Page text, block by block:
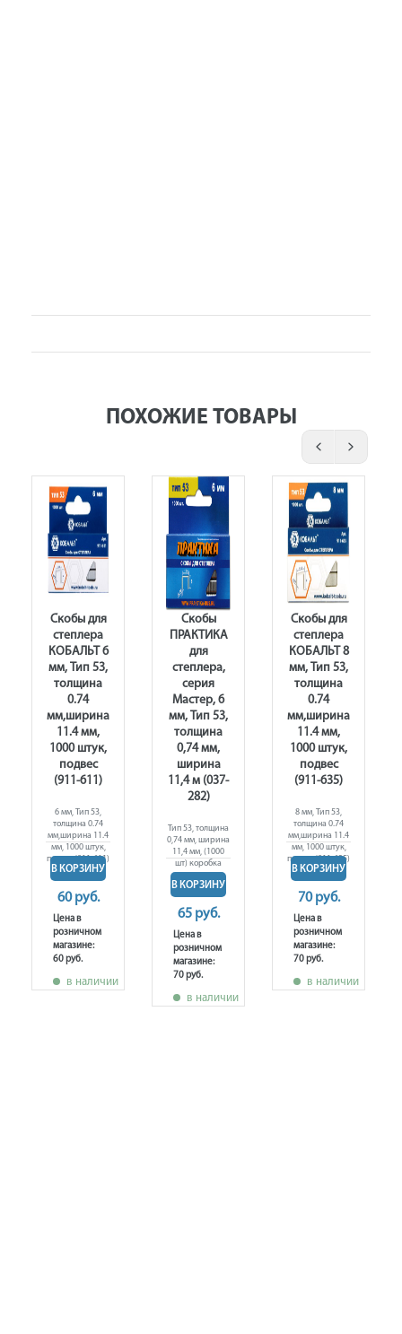
ПОХОЖИЕ ТОВАРЫ
Скобы для
степлера
КОБАЛЬТ 6
мм, Тип 53,
толщина
0.74
мм,ширина
11.4 мм,
1000 штук,
подвес
(911-611)
6 мм, Тип 53,
толщина 0.74
мм,ширина 11.4
мм, 1000 штук,
подвес (911-611)
В КОРЗИНУ
60 руб.
Цена в
розничном
магазине:
60 руб.
в наличии
Скобы
ПРАКТИКА
для
степлера,
серия
Мастер, 6
мм, Тип 53,
толщина
0,74 мм,
ширина
11,4 м (037-
282)
Тип 53, толщина
0,74 мм, ширина
11,4 мм, (1000
шт) коробка
В КОРЗИНУ
65 руб.
Цена в
розничном
магазине:
70 руб.
в наличии
Скобы для
степлера
КОБАЛЬТ 8
мм, Тип 53,
толщина
0.74
мм,ширина
11.4 мм,
1000 штук,
подвес
(911-635)
8 мм, Тип 53,
толщина 0.74
мм,ширина 11.4
мм, 1000 штук,
подвес (911-635)
В КОРЗИНУ
70 руб.
Цена в
розничном
магазине:
70 руб.
в наличии